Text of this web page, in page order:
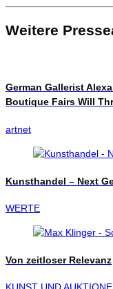
Weitere
German Gallerist
Boutique Fairs Will
artnet
Kunsthandel – Next
WERTE
Von zeitloser Relevanz